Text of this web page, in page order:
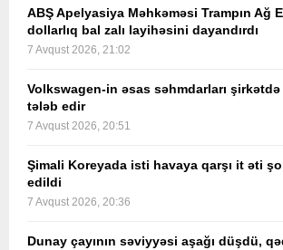
ABŞ Apelyasiya Məhkəməsi Trampın Ağ
dollarlıq bal zalı layihəsini dayandırdı
7 Avqust 2026, 21:02
Volkswagen-in əsas səhmdarları
tələb edir
7 Avqust 2026, 20:51
Şimali Koreyada isti havaya qarşı it əti
edildi
7 Avqust 2026, 20:36
Dunay çayının səviyyəsi aşağı düşdü,